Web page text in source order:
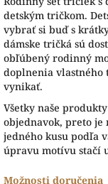
detským tričkom.
vybrať si buď s
dámske tričká sú
obľúbený rodinný
doplnenia vlastného
vynikať.
Všetky naše
objednavok, preto
jedného kusu podľa
úpravu motívu stačí
Možnosti doručenia